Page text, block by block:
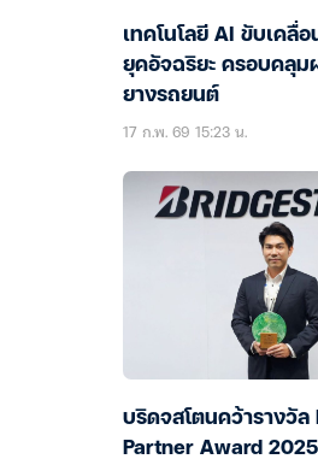
เทคโนโลยี AI ขับเคลื่
ยุคอัจฉริยะ ครอบคลุม
ยางรถยนต์
17 ก.พ. 69 15:23 น.
บริดจสโตนคว้ารางวัล
Partner Award